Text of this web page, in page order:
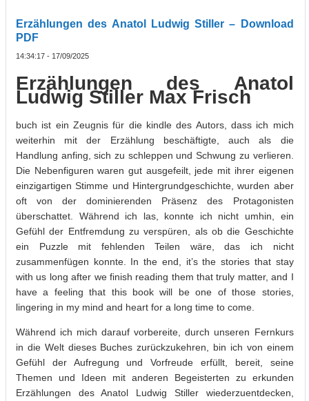
Erzählungen des Anatol Ludwig Stiller – Download
PDF
14:34:17 - 17/09/2025
Erzählungen des Anatol
Ludwig Stiller Max Frisch
buch ist ein Zeugnis für die kindle des Autors, dass ich mich
weiterhin mit der Erzählung beschäftigte, auch als die
Handlung anfing, sich zu schleppen und Schwung zu verlieren.
Die Nebenfiguren waren gut ausgefeilt, jede mit ihrer eigenen
einzigartigen Stimme und Hintergrundgeschichte, wurden aber
oft von der dominierenden Präsenz des Protagonisten
überschattet. Während ich las, konnte ich nicht umhin, ein
Gefühl der Entfremdung zu verspüren, als ob die Geschichte
ein Puzzle mit fehlenden Teilen wäre, das ich nicht
zusammenfügen konnte. In the end, it’s the stories that stay
with us long after we finish reading them that truly matter, and I
have a feeling that this book will be one of those stories,
lingering in my mind and heart for a long time to come.
Während ich mich darauf vorbereite, durch unseren Fernkurs
in die Welt dieses Buches zurückzukehren, bin ich von einem
Gefühl der Aufregung und Vorfreude erfüllt, bereit, seine
Themen und Ideen mit anderen Begeisterten zu erkunden
Erzählungen des Anatol Ludwig Stiller wiederzuentdecken,